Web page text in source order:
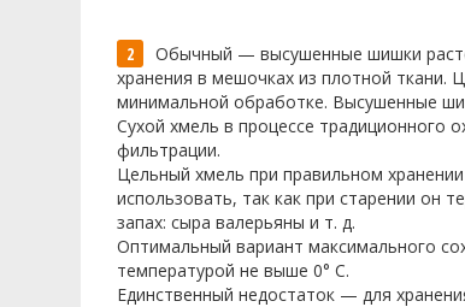
Обычный — высушенные шишки
хранения в мешочках из плотной
минимальной обработке. Высушенные
Сухой хмель в процессе традиционного
фильтрации.
Цельный хмель при правильном
использовать, так как при старении он
запах: сыра валерьяны и т. д.
Оптимальный вариант максимального
температурой не выше 0° C.
Единственный недостаток — для